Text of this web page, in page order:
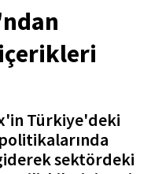
Türkiye'deki
sektördeki